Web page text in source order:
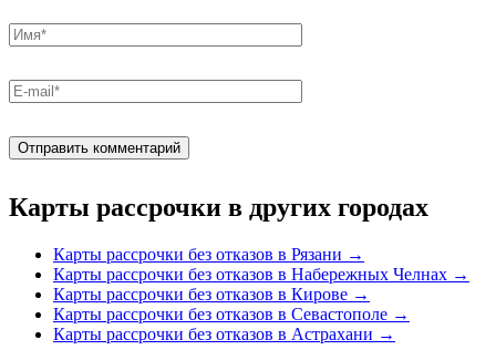
Карты рассрочки в других городах
Карты рассрочки без отказов в Рязани →
Карты рассрочки без отказов в Набережных Челнах →
Карты рассрочки без отказов в Кирове →
Карты рассрочки без отказов в Севастополе →
Карты рассрочки без отказов в Астрахани →